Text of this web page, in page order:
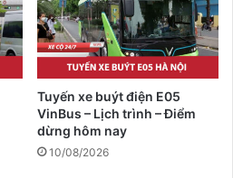
Tuyến xe buýt điện E05
VinBus – Lịch trình – Điểm
dừng hôm nay
10/08/2026